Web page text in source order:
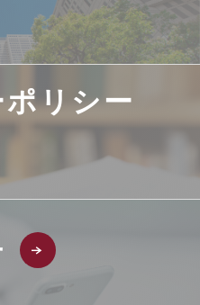
リシー